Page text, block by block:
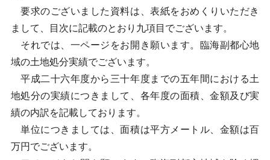
要求のございました資料は、表紙をおめくりいただき
まして、目次に記載のとおり九項目でございます。
それでは、一ページをお開き願います。臨海副都心地
域の土地処分実績でございます。
平成二十六年度から三十年度までの五年間における土
地処分の実績につきまして、各年度の面積、金額及び実
績の内訳を記載しております。
単位につきましては、面積は平方メートル、金額は百
万円でございます。